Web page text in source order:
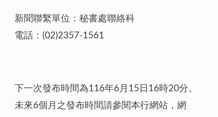
新聞聯繫單位：秘書處聯絡科
電話：(02)2357-1561
下一次發布時間為116年6月15日16時20分。
未來6個月之發布時間請參閱本行網站，網